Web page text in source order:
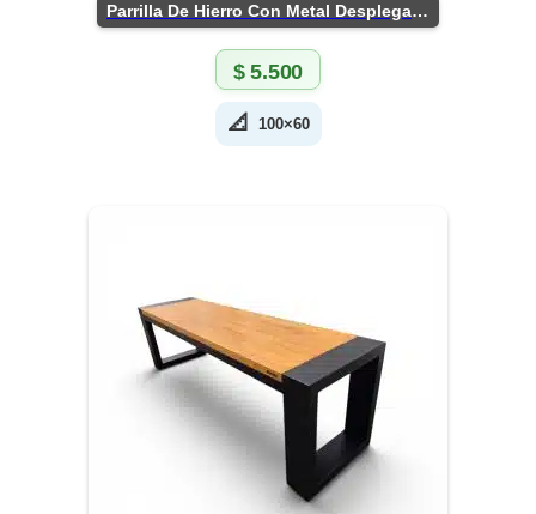
Parrilla De Hierro Con Metal Desplegado
$5.500
📐 100×60